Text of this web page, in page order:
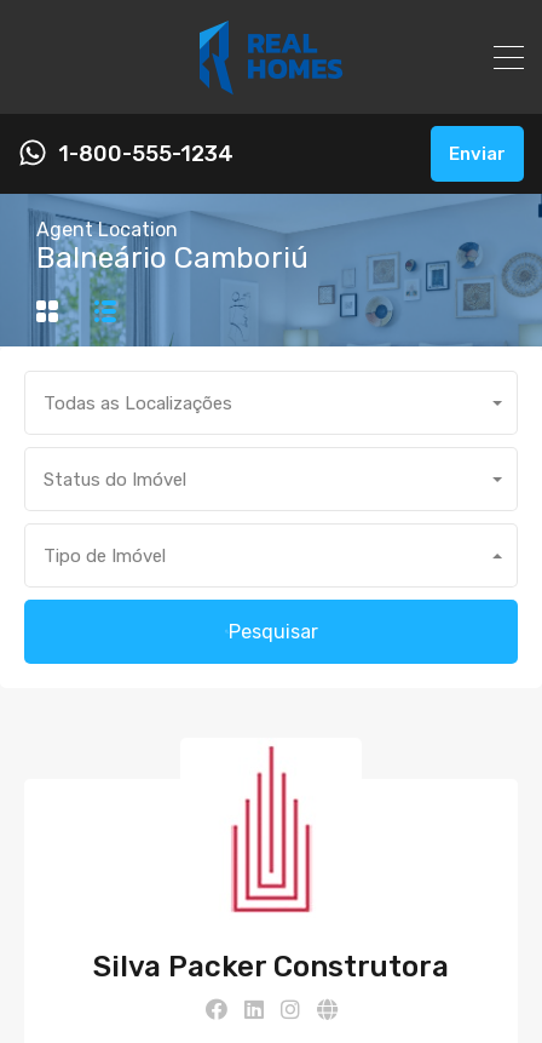
1-800-555-1234 Enviar
Agent Location
Balneário Camboriú
Todas as Localizações
Status do Imóvel
Tipo de Imóvel
Pesquisar
Silva Packer Construtora